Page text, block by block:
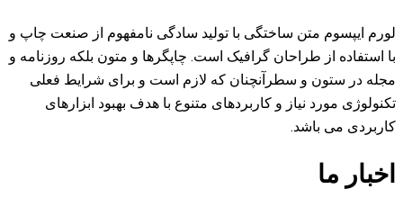
با تولید سادگی نامفهوم از صنعت چاپ و
است. چاپگرها و متون بلکه روزنامه و
که لازم است و برای شرایط فعلی
متنوع با هدف بهبود ابزارهای